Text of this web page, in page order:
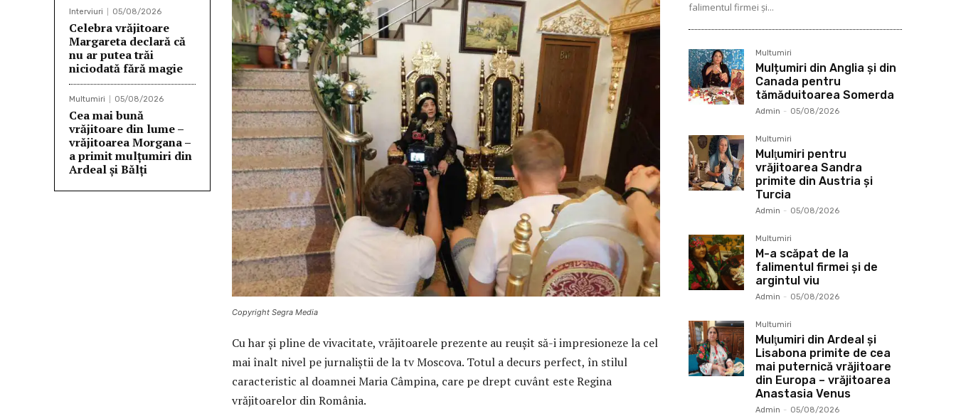
Interviuri 05/08/2026
Celebra vrăjitoare
Margareta declară că
nu ar putea trăi
niciodată fără magie
Multumiri 05/08/2026
Cea mai bună
vrăjitoare din lume –
vrăjitoarea Morgana –
a primit mulțumiri din
Ardeal și Bălți
Copyright Segra Media
Cu har și pline de vivacitate, vrăjitoarele prezente au reușit să-i impresioneze la cel
mai înalt nivel pe jurnaliștii de la tv Moscova. Totul a decurs perfect, în stilul
caracteristic al doamnei Maria Câmpina, care pe drept cuvânt este Regina
vrăjitoarelor din România.
falimentul firmei şi...
Multumiri
Mulțumiri din Anglia și din
Canada pentru
tămăduitoarea Somerda
Admin - 05/08/2026
Multumiri
Mulţumiri pentru
vrăjitoarea Sandra
primite din Austria și
Turcia
Admin - 05/08/2026
Multumiri
M-a scăpat de la
falimentul firmei și de
argintul viu
Admin - 05/08/2026
Multumiri
Mulţumiri din Ardeal și
Lisabona primite de cea
mai puternică vrăjitoare
din Europa – vrăjitoarea
Anastasia Venus
Admin - 05/08/2026